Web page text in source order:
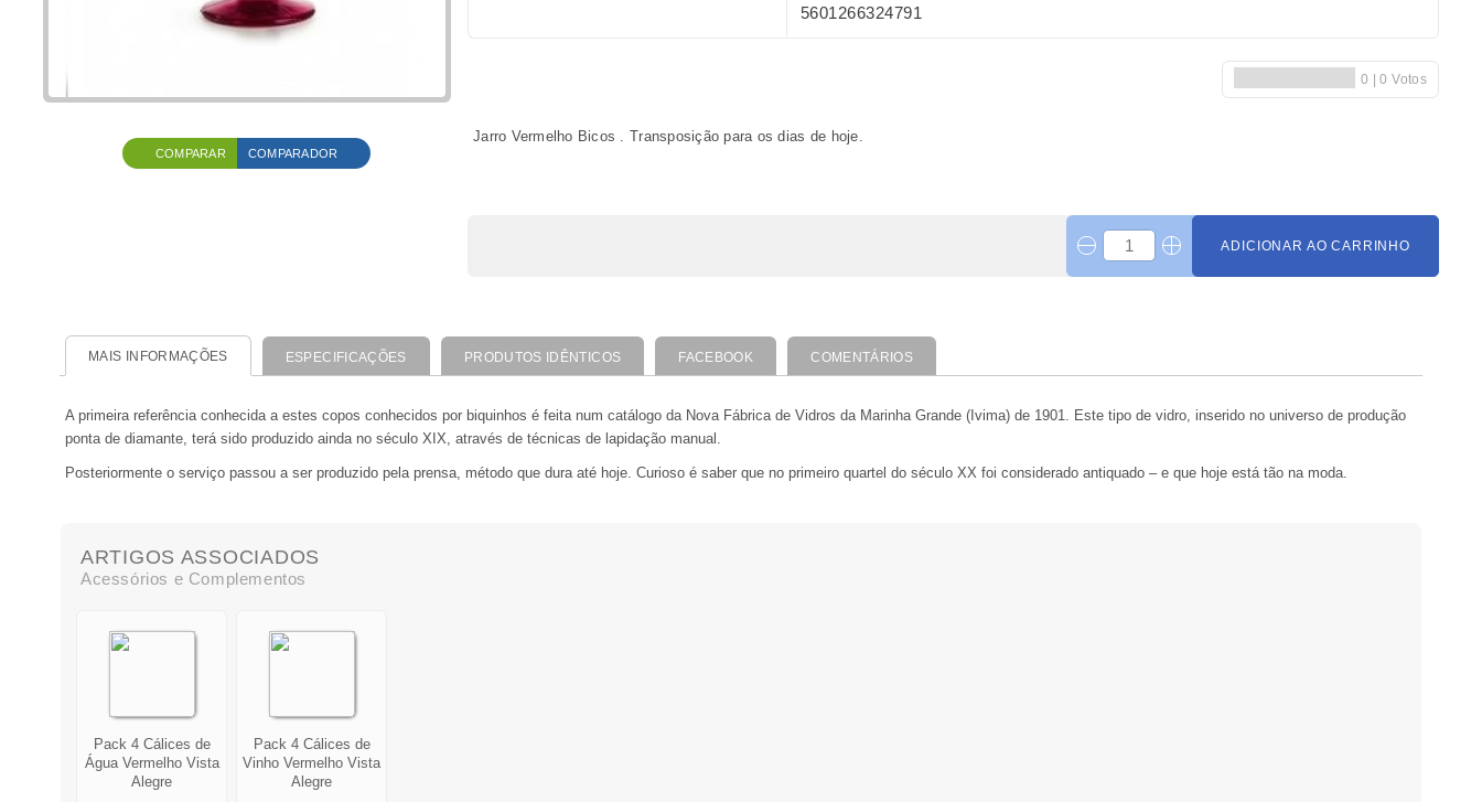
COMPARAR COMPARADOR
5601266324791
Jarro Vermelho Bicos . Transposição para os dias de hoje.
ADICIONAR AO CARRINHO
MAIS INFORMAÇÕES ESPECIFICAÇÕES PRODUTOS IDÊNTICOS FACEBOOK COMENTÁRIOS
A primeira referência conhecida a estes copos conhecidos por biquinhos é feita num catálogo da Nova Fábrica de Vidros da Marinha Grande (Ivima) de 1901. Este tipo de vidro, inserido no universo de produção
ponta de diamante, terá sido produzido ainda no século XIX, através de técnicas de lapidação manual.
Posteriormente o serviço passou a ser produzido pela prensa, método que dura até hoje. Curioso é saber que no primeiro quartel do século XX foi considerado antiquado – e que hoje está tão na moda.
ARTIGOS ASSOCIADOS
Acessórios e Complementos
Pack 4 Cálices de
Água Vermelho Vista
Alegre
Pack 4 Cálices de
Vinho Vermelho Vista
Alegre